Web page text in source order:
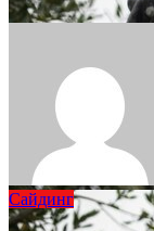
Сайдинг